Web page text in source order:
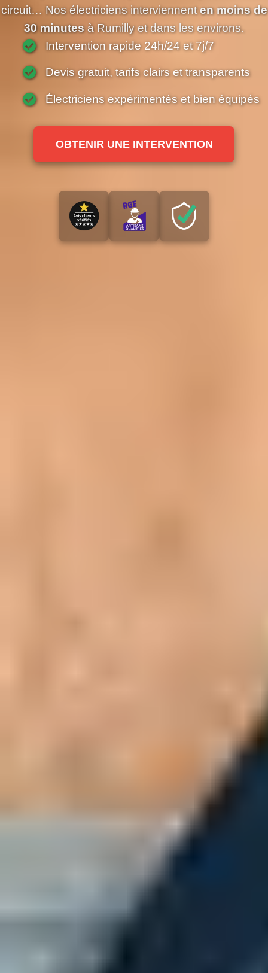
circuit… Nos électriciens interviennenten moins de
30 minutesà Rumilly et dans les environs.
Intervention rapide 24h/24 et 7j/7
Devis gratuit, tarifs clairs et transparents
Électriciens expérimentés et bien équipés
OBTENIR UNE INTERVENTION